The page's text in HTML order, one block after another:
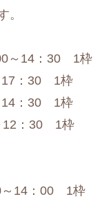
。
～14：30 1枠
17：30 1枠
14：30 1枠
12：30 1枠
14：00 1枠